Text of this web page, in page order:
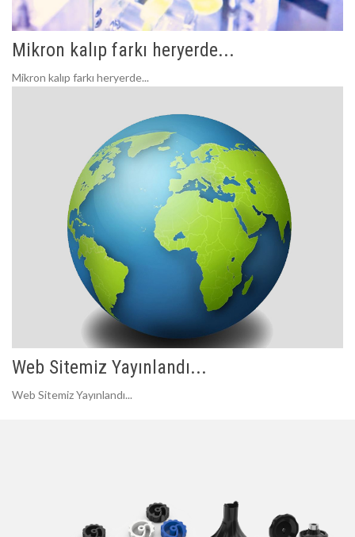
Mikron kalıp farkı heryerde...
Mikron kalıp farkı heryerde...
Web Sitemiz Yayınlandı...
Web Sitemiz Yayınlandı...